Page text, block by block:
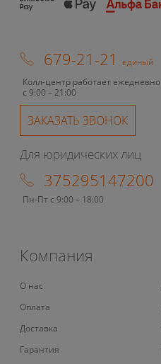
679-21-21
единый
Колл-центр работает ежедневно
с 9:00 – 21:00
ЗАКАЗАТЬ ЗВОНОК
Для юридических лиц
375295147200
Пн-Пт с 9:00 – 18:00
Компания
О нас
Оплата
Доставка
Гарантия